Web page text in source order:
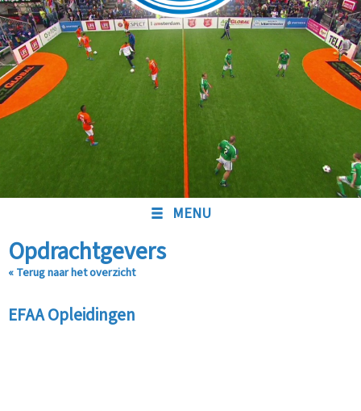
MENU
Opdrachtgevers
« Terug naar het overzicht
EFAA Opleidingen